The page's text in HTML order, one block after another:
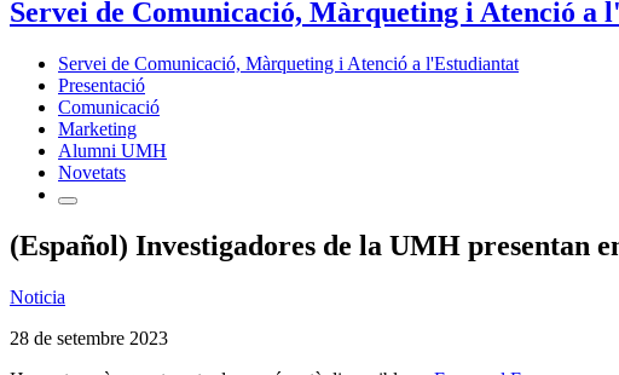
Servei de Comunicació, Màrqueting i Atenció a
Servei de Comunicació, Màrqueting i Atenció a l'Estudiantat
Presentació
Comunicació
Marketing
Alumni UMH
Novetats
(Español) Investigadores de la UMH presentan
Noticia
28 de setembre 2023